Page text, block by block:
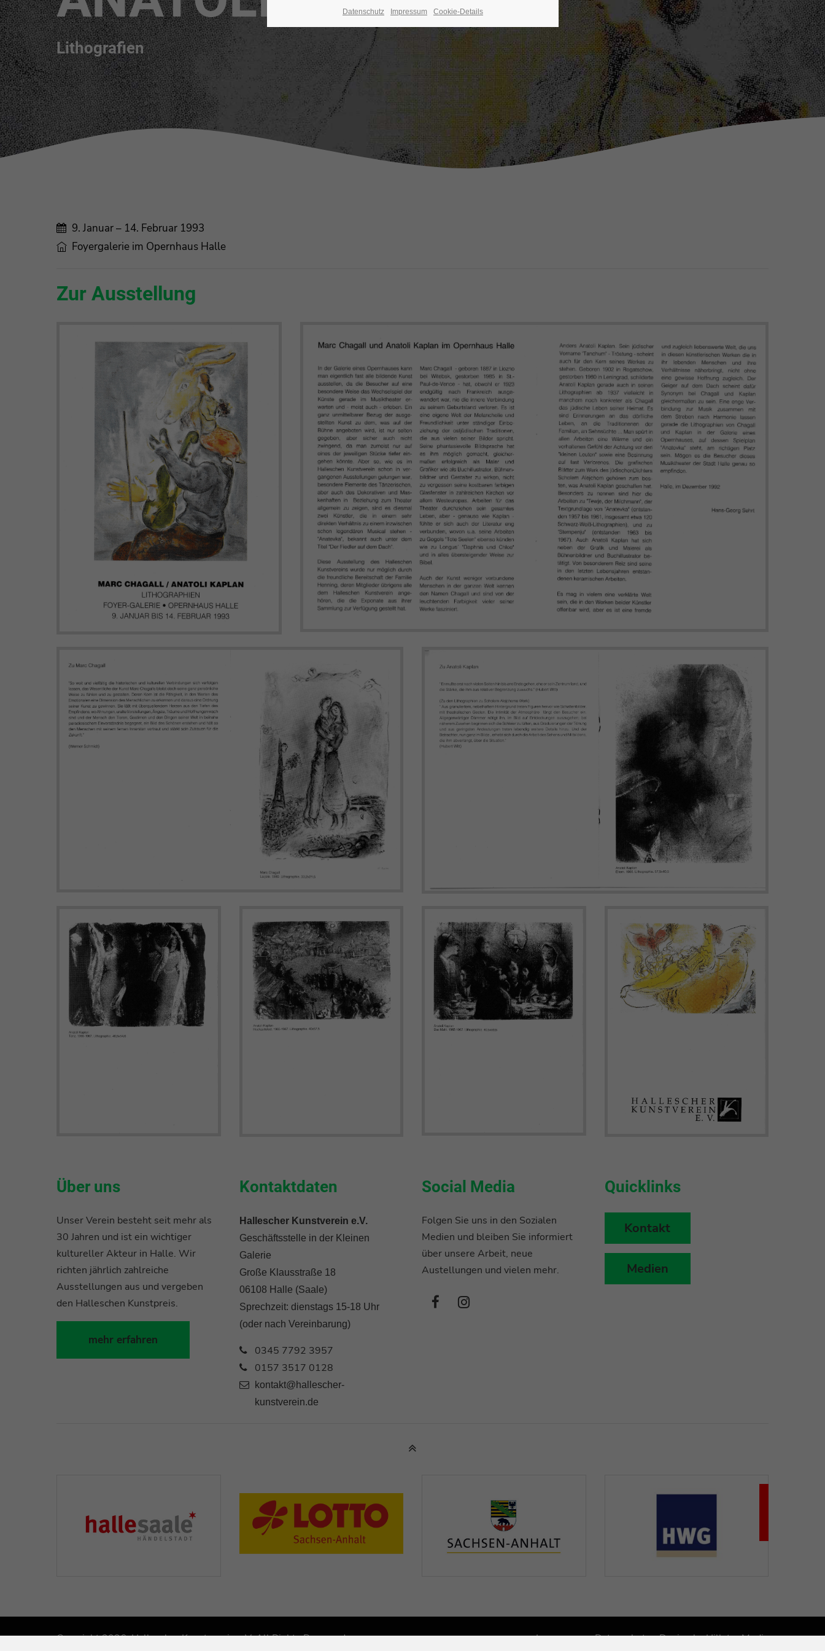
Lithografien
9. Januar – 14. Februar 1993
Foyergalerie im Opernhaus Halle
Zur Ausstellung
Über uns
Unser Verein besteht seit mehr als
30 Jahren und ist ein wichtiger
kultureller Akteur in Halle. Wir
richten jährlich zahlreiche
Ausstellungen aus und vergeben
den Halleschen Kunstpreis.
mehr erfahren
Kontaktdaten
Hallescher Kunstverein e.V.
Geschäftsstelle in der Kleinen
Galerie
Große Klausstraße 18
06108 Halle (Saale)
Sprechzeit: dienstags 15-18 Uhr
(oder nach Vereinbarung)
0345 7792 3957
0157 3517 0128
kontakt@hallescher-
kunstverein.de
Social Media
Folgen Sie uns in den Sozialen
Medien und bleiben Sie informiert
über unsere Arbeit, neue
Austellungen und vielen mehr.
Quicklinks
Kontakt
Medien
Copyright 2026. Hallescher Kunstverein e.V. All Rights Reserved. Impressum Datenschutz Design by Hillstar Media
Datenschutz Impressum Cookie-Details